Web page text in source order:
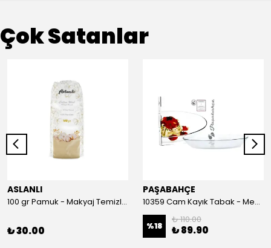
Çok Satanlar
ASLANLI
100 gr Pamuk - Makyaj Temizleme ve Bebek Bakımı İçin Hassas Saf Pamuk
₺ 30.00
PAŞABAHÇE
10359 Cam Kayık Tabak - Meze, Salata ve Balık Servis Tabağı (26 cm)
%18
₺ 110.00
₺ 89.90